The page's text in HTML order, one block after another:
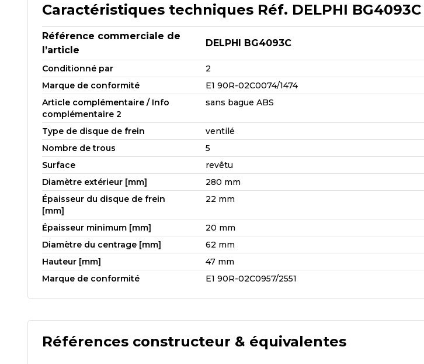
Caractéristiques techniques Réf. DELPHI BG4093C
Référence commerciale de
l’article
DELPHI BG4093C
Conditionné par
2
Marque de conformité
E1 90R-02C0074/1474
Article complémentaire / Info
complémentaire 2
sans bague ABS
Type de disque de frein
ventilé
Nombre de trous
5
Surface
revêtu
Diamètre extérieur [mm]
280 mm
Épaisseur du disque de frein
[mm]
22 mm
Épaisseur minimum [mm]
20 mm
Diamètre du centrage [mm]
62 mm
Hauteur [mm]
47 mm
Marque de conformité
E1 90R-02C0957/2551
Références constructeur & équivalentes